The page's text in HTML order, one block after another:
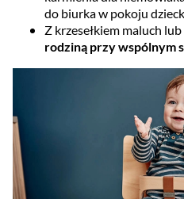
do biurka w pokoju
Z krzesełkiem maluch
rodziną przy wspólnym